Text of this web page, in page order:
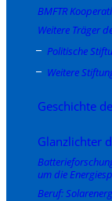
BMFTR
Weitere Träger
Politische
Weitere
Geschichte
Glanzlichter
um die
Beruf: